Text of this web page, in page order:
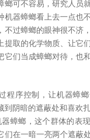
螂可不容易，研究人员
机器蟑螂看上去一点也
不过蟑螂的眼神很不济
提取的化学物质、让它
它们当成蟑螂对待，也
程序控制，让机器蟑
到阴暗的遮蔽处和喜欢
蟑螂，这个群体的表
们在一暗一亮两个遮蔽